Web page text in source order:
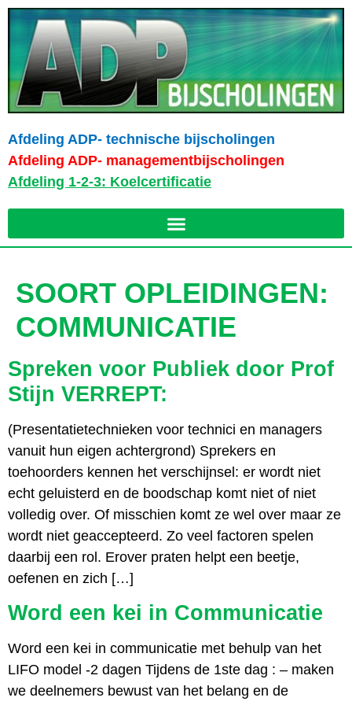
Afdeling ADP- technische bijscholingen
Afdeling ADP- managementbijscholingen
Afdeling 1-2-3: Koelcertificatie
SOORT OPLEIDINGEN:
COMMUNICATIE
Spreken voor Publiek door Prof
Stijn VERREPT:
(Presentatietechnieken voor technici en managers
vanuit hun eigen achtergrond) Sprekers en
toehoorders kennen het verschijnsel: er wordt niet
echt geluisterd en de boodschap komt niet of niet
volledig over. Of misschien komt ze wel over maar ze
wordt niet geaccepteerd. Zo veel factoren spelen
daarbij een rol. Erover praten helpt een beetje,
oefenen en zich […]
Word een kei in Communicatie
Word een kei in communicatie met behulp van het
LIFO model -2 dagen Tijdens de 1ste dag : – maken
we deelnemers bewust van het belang en de